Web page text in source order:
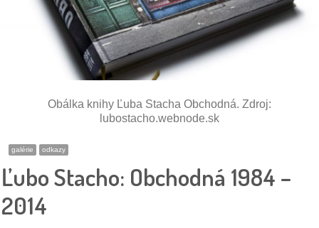
kalendár
zákony
Obálka knihy Ľuba Stacha Obchodná. Zdroj:
lubostacho.webnode.sk
galérie odkazy
Ľubo Stacho: Obchodná 1984 –
2014